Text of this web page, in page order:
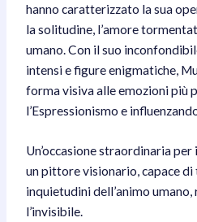
hanno caratterizzato la sua
la solitudine, l’amore
umano. Con il suo
intensi e figure enigmatiche,
forma visiva alle emozioni più
l’Espressionismo e
Un’occasione straordinaria
un pittore visionario, capace
inquietudini dell’animo
l’invisibile.